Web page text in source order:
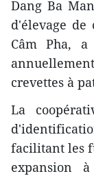
Dang Ba
d'élevage de
Câm Pha,
crevettes à
La
facilitant les
expansion